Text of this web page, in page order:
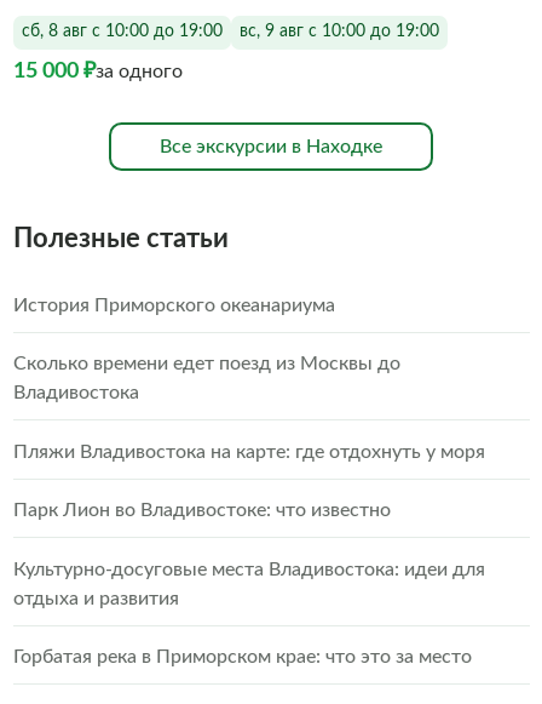
сб, 8 авг с 10:00 до 19:00 вс, 9 авг с 10:00 до 19:00
15 000 ₽за одного
Все экскурсии в Находке
Полезные статьи
История Приморского океанариума
Сколько времени едет поезд из Москвы до
Владивостока
Пляжи Владивостока на карте: где отдохнуть у моря
Парк Лион во Владивостоке: что известно
Культурно-досуговые места Владивостока: идеи для
отдыха и развития
Горбатая река в Приморском крае: что это за место